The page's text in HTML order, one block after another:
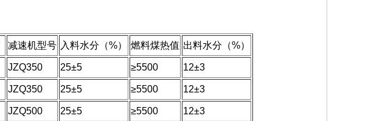
减速机型号 入料水分（%） 燃料煤热值 出料水分（%）
JZQ350 25±5 ≥5500 12±3
JZQ350 25±5 ≥5500 12±3
JZQ500 25±5 ≥5500 12±3